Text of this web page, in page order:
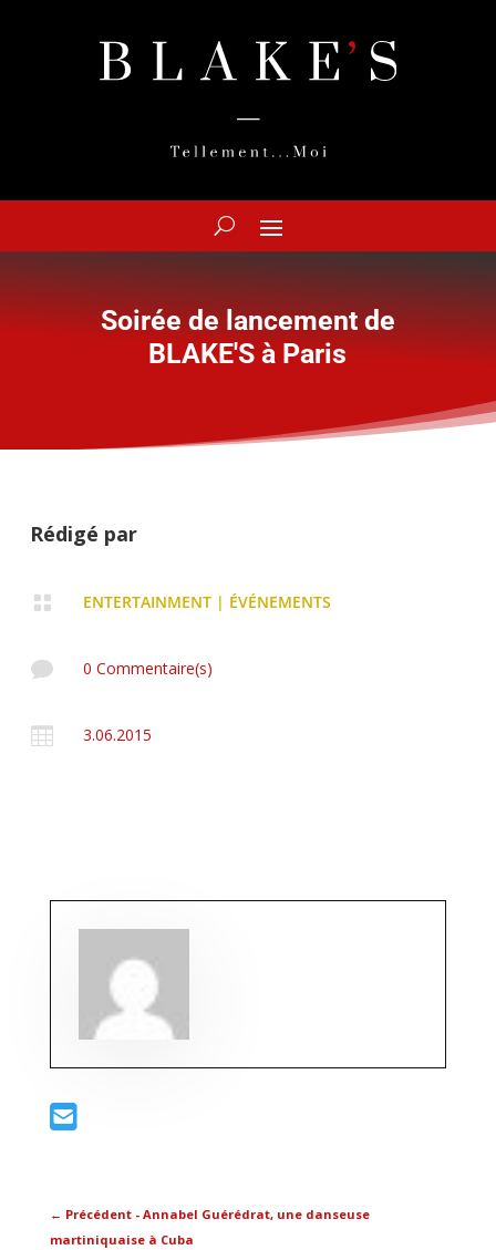
Soirée de lancement de
BLAKE'S à Paris
Rédigé par
 ENTERTAINMENT| ÉVÉNEMENTS
 0 Commentaire(s)
 3.06.2015
← Précédent - Annabel Guérédrat, une danseuse
martiniquaise à Cuba